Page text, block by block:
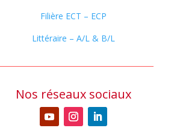
Filière ECT – ECP
Littéraire – A/L & B/L
Nos réseaux sociaux